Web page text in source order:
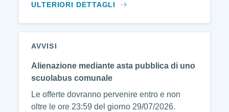
ULTERIORI DETTAGLI
AVVISI
Alienazione mediante asta pubblica di uno
scuolabus comunale
Le offerte dovranno pervenire entro e non
oltre le ore 23:59 del giorno 29/07/2026.